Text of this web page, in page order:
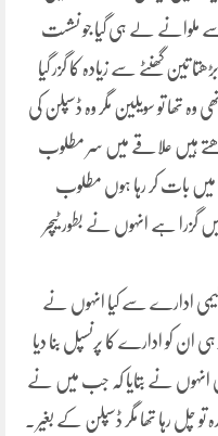
لے ہی گیا جو نشست
تین گھنٹے سے زیادہ کا گزر گیا
تو سویلین مگر وہ ڈسپلن کی
ہیں علاقے میں سر مطلوب
بات کر رہا ہوں مطلوب
گزرا ہے انہوں نے بطور ٹیچر
ادارے سے کیا انہوں نے
ہی ان کو ادارے کا پرنسپل بنا دیا
انہوں نے بتایا کہ جب میں نے
چل رہا تھا مگر ڈسپلن کے بغیر ۔